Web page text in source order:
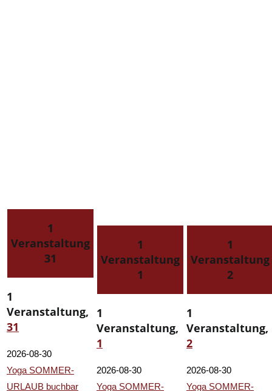
1
Veranstaltung
31
1
Veranstaltung,
31
2026-08-30
Yoga SOMMER-
URLAUB buchbar
1
Veranstaltung
1
1
Veranstaltung,
1
2026-08-30
Yoga SOMMER-
1
Veranstaltung
2
1
Veranstaltung,
2
2026-08-30
Yoga SOMMER-